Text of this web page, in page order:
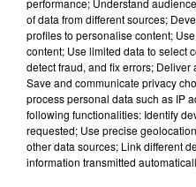
fermer ses portes.
TITRES DIFFUSÉS
7h20
7h20
performance; Understand
of data from different sources;
profiles to personalise content;
content; Use limited data to select
detect fraud, and fix errors;
Save and communicate privacy
process personal data such as IP
following functionalities: Identify
requested; Use precise
other data sources; Link different
information transmitted